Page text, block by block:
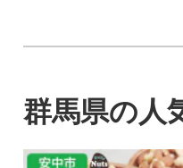
群馬県の人